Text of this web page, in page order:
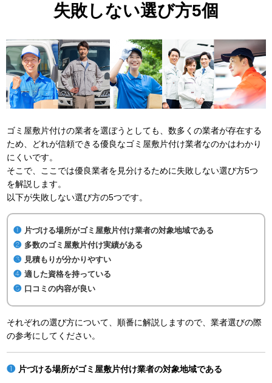
失敗しない選び方5個
ゴミ屋敷片付けの業者を選ぼうとしても、数多くの業者が存在する
ため、どれが信頼できる優良なゴミ屋敷片付け業者なのかはわかり
にくいです。
そこで、ここでは優良業者を見分けるために失敗しない選び方5つ
を解説します。
以下が失敗しない選び方の5つです。
片づける場所がゴミ屋敷片付け業者の対象地域である
多数のゴミ屋敷片付け実績がある
見積もりが分かりやすい
適した資格を持っている
口コミの内容が良い
それぞれの選び方について、順番に解説しますので、業者選びの際
の参考にしてください。
片づける場所がゴミ屋敷片付け業者の対象地域である